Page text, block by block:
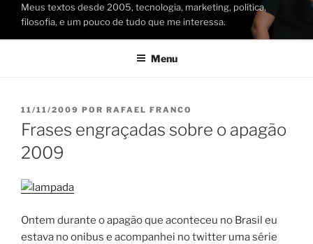
Meus textos desde 2005, tecnologia, marketing, política,
filosofia, e um pouco de tudo que me interessa.
Menu
PUBLICADO
EM
11/11/2009 POR RAFAEL FRANCO
Frases engraçadas sobre o apagão
2009
Ontem durante o apagão que aconteceu no Brasil eu
estava no onibus e acompanhei no twitter uma série